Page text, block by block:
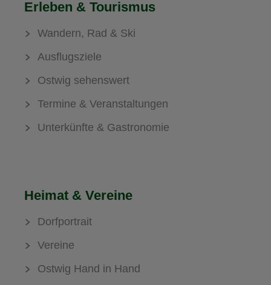
Erleben & Tourismus
Wandern, Rad & Ski
Ausflugsziele
Ostwig sehenswert
Termine & Veranstaltungen
Unterkünfte & Gastronomie
Heimat & Vereine
Dorfportrait
Vereine
Ostwig Hand in Hand